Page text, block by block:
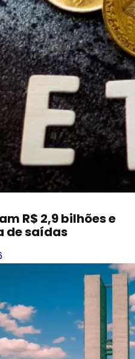
R$ 2,9 bilhões e
de saídas